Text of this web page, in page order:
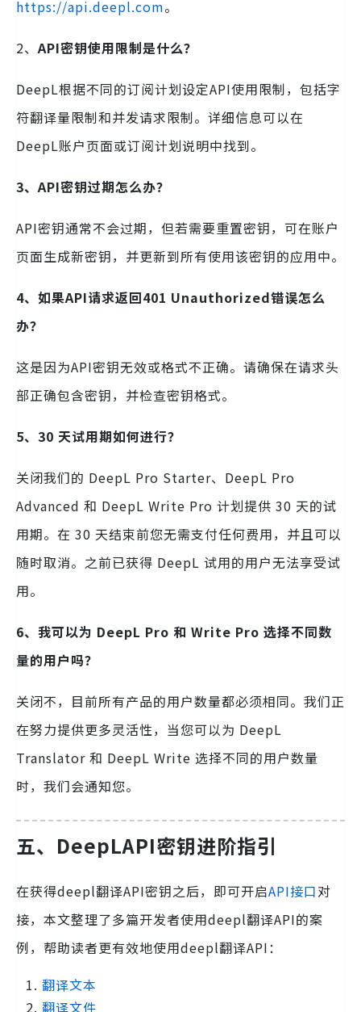
https://api.deepl.com。
2、API密钥使用限制是什么？
DeepL根据不同的订阅计划设定API使用限制，包括字
符翻译量限制和并发请求限制。详细信息可以在
DeepL账户页面或订阅计划说明中找到。
3、API密钥过期怎么办？
API密钥通常不会过期，但若需要重置密钥，可在账户
页面生成新密钥，并更新到所有使用该密钥的应用中。
4、如果API请求返回401 Unauthorized错误怎么
办？
这是因为API密钥无效或格式不正确。请确保在请求头
部正确包含密钥，并检查密钥格式。
5、30 天试用期如何进行？
关闭我们的 DeepL Pro Starter、DeepL Pro
Advanced 和 DeepL Write Pro 计划提供 30 天的试
用期。在 30 天结束前您无需支付任何费用，并且可以
随时取消。之前已获得 DeepL 试用的用户无法享受试
用。
6、我可以为 DeepL Pro 和 Write Pro 选择不同数
量的用户吗？
关闭不，目前所有产品的用户数量都必须相同。我们正
在努力提供更多灵活性，当您可以为 DeepL
Translator 和 DeepL Write 选择不同的用户数量
时，我们会通知您。
五、 DeepLAPI密钥进阶指引
在获得deepl翻译API密钥之后，即可开启API接口对
接，本文整理了多篇开发者使用deepl翻译API的案
例，帮助读者更有效地使用deepl翻译API：
翻译文本
翻译文件